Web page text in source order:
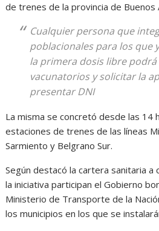
de trenes de la provincia de Buenos
Cualquier persona que
poblacionales para los que
la primera dosis libre podrá
vacunatorios y solicitar la
presentar DNI
La misma se concretó desde las 14
estaciones de trenes de las líneas
Sarmiento y Belgrano Sur.
Según destacó la cartera sanitaria a
la iniciativa participan el Gobierno
Ministerio de Transporte de la
los municipios en los que se